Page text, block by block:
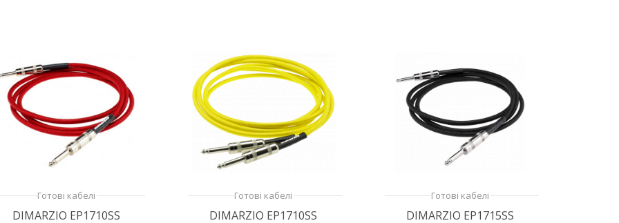
Готові кабелі
DIMARZIO EP1710SS
Готові кабелі
DIMARZIO EP1710SS
Готові кабелі
DIMARZIO EP1715SS